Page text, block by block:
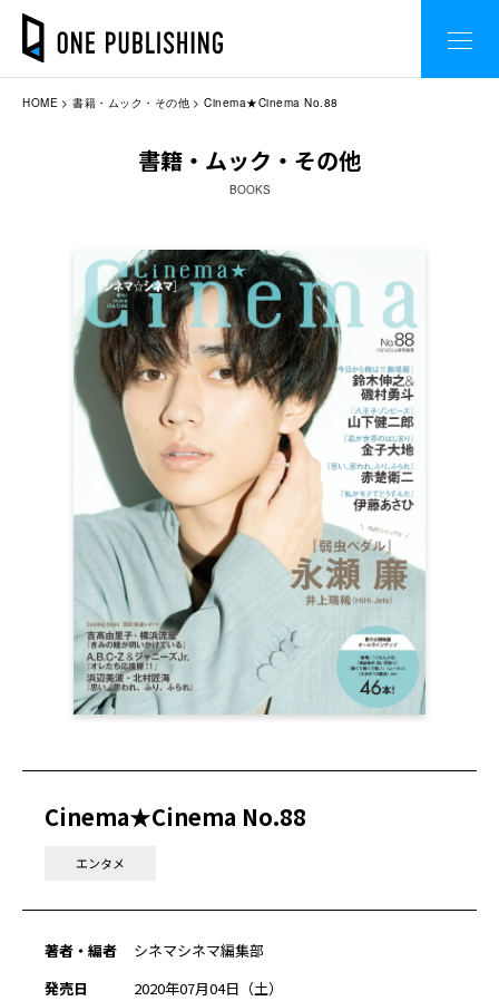
HOME 書籍・ムック・その他 Cinema★Cinema No.88
書籍・ムック・その他
BOOKS
Cinema★Cinema No.88
エンタメ
著者・編者
シネマシネマ編集部
発売日
2020年07月04日（土）